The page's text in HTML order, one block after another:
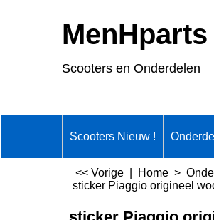
MenHparts
Scooters en Onderdelen
Scooters Nieuw !
<< Vorige Home >
sticker Piaggio origineel